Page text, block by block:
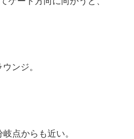
ンジ。
点からも近い。